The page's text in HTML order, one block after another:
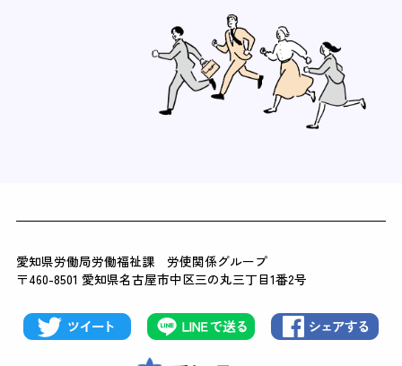
愛知県労働局労働福祉課 労使関係グループ
〒460-8501 愛知県名古屋市中区三の丸三丁目1番2号